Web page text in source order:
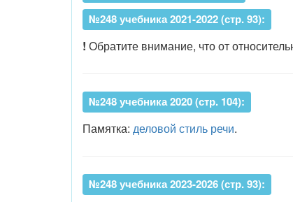
№248 учебника 2021-2022 (стр. 93):
! Обратите внимание, что от
№248 учебника 2020 (стр. 104):
Памятка: деловой стиль речи.
№248 учебника 2023-2026 (стр. 93):